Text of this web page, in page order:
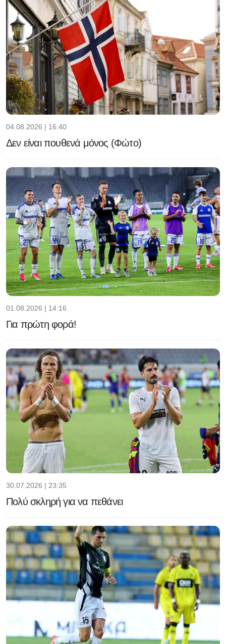
04.08.2026 | 16:40
Δεν είναι πουθενά μόνος (Φώτο)
01.08.2026 | 14:16
Για πρώτη φορά!
30.07.2026 | 23:35
Πολύ σκληρή για να πεθάνει